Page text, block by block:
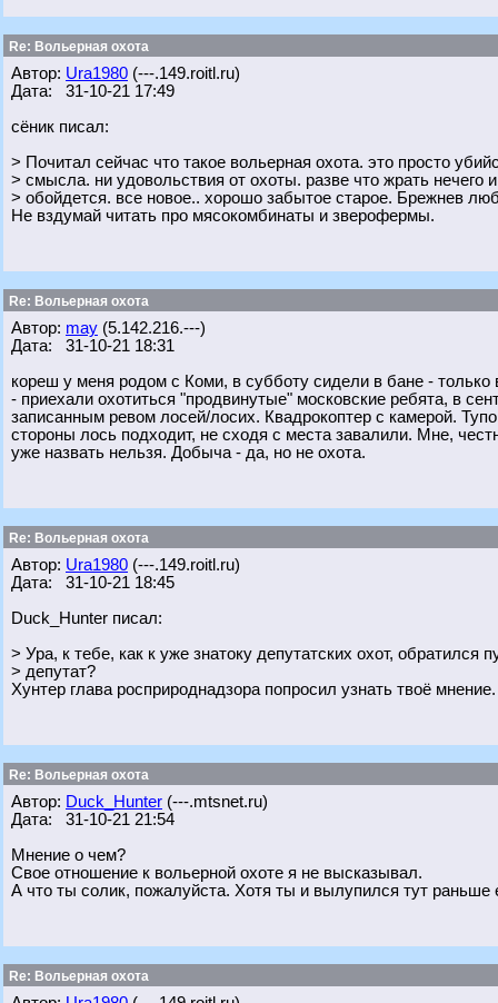
Re: Вольерная охота
Автор: Ura1980 (---.149.roitl.ru)
Дата: 31-10-21 17:49
сёник писал:
> Почитал сейчас что такое вольерная охота. это просто
> смысла. ни удовольствия от охоты. разве что жрать нечего и
> обойдется. все новое.. хорошо забытое старое. Брежнев
Не вздумай читать про мясокомбинаты и зверофермы.
Re: Вольерная охота
Автор: may (5.142.216.---)
Дата: 31-10-21 18:31
кореш у меня родом с Коми, в субботу сидели в бане - только
- приехали охотиться "продвинутые" московские ребята, в
записанным ревом лосей/лосих. Квадрокоптер с камерой.
стороны лось подходит, не сходя с места завалили. Мне,
уже назвать нельзя. Добыча - да, но не охота.
Re: Вольерная охота
Автор: Ura1980 (---.149.roitl.ru)
Дата: 31-10-21 18:45
Duck_Hunter писал:
> Ура, к тебе, как к уже знатоку депутатских охот, обратился
> депутат?
Хунтер глава росприроднадзора попросил узнать твоё мнение.
Re: Вольерная охота
Автор: Duck_Hunter (---.mtsnet.ru)
Дата: 31-10-21 21:54
Мнение о чем?
Свое отношение к вольерной охоте я не высказывал.
А что ты солик, пожалуйста. Хотя ты и вылупился тут раньше
Re: Вольерная охота